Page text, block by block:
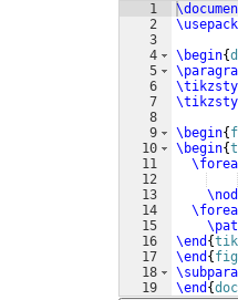
1
2
3
4
5
6
7
8
9
10
11
12
13
14
15
16
17
18
19
\begin{
\begin{
\begin{
\end {
\end {
\end {